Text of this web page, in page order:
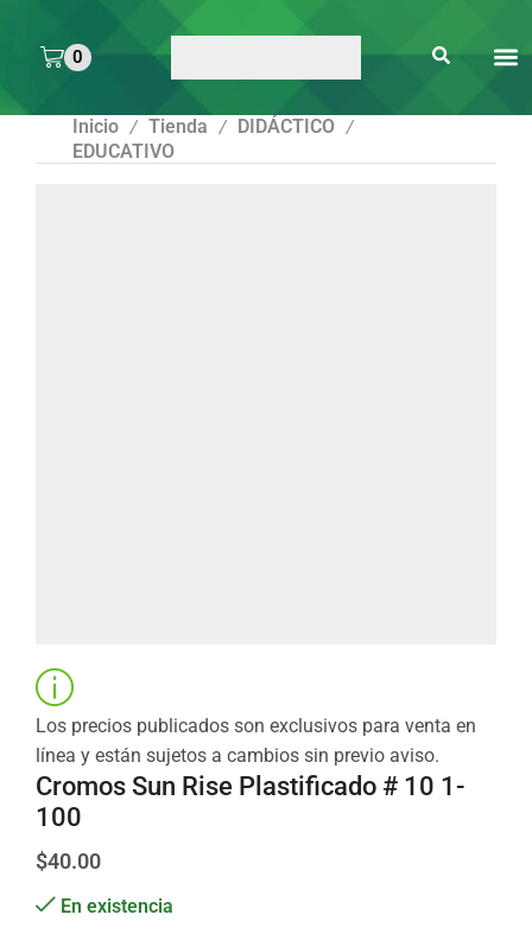
0
Inicio / Tienda / DIDÁCTICO /
EDUCATIVO
Los precios publicados son exclusivos para venta en
línea y están sujetos a cambios sin previo aviso.
Cromos Sun Rise Plastificado # 10 1-
100
$40.00
En existencia